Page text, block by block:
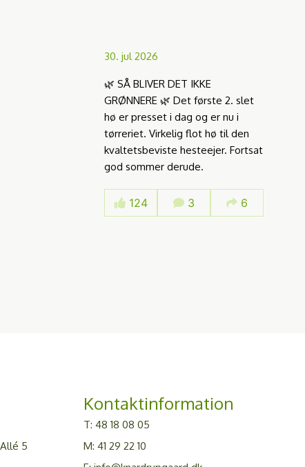
30. jul 2026
🌿 SÅ BLIVER DET IKKE
GRØNNERE 🌿 Det første 2. slet
hø er presset i dag og er nu i
tørreriet. Virkelig flot hø til den
kvaltetsbeviste hesteejer. Fortsat
god sommer derude.
124 3 6
5
Kontaktinformation
T: 48 18 08 05
M: 41 29 22 10